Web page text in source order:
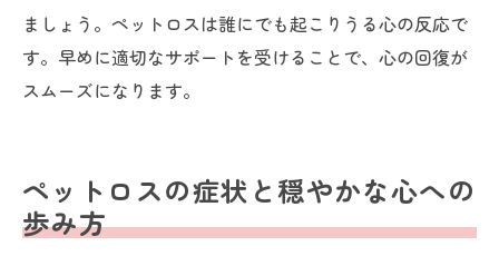
ましょう。ペットロスは誰にでも起こりうる心の反応で
す。早めに適切なサポートを受けることで、心の回復が
スムーズになります。
ペットロスの症状と穏やかな心への
歩み方